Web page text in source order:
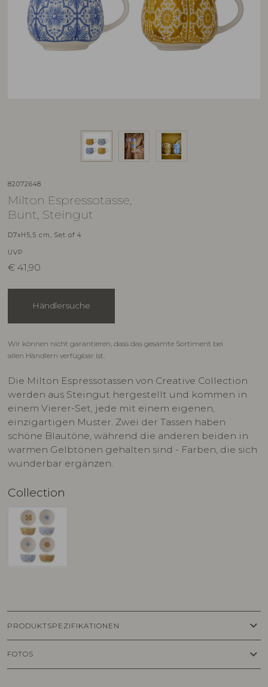
82072648
Milton Espressotasse,
Bunt, Steingut
D7xH5,5 cm, Set of 4
UVP
€ 41,90
Händlersuche
Wir können nicht garantieren, dass das gesamte Sortiment bei
allen Händlern verfügbar ist.
Die Milton Espressotassen von Creative Collection
werden aus Steingut hergestellt und kommen in
einem Vierer-Set, jede mit einem eigenen,
einzigartigen Muster. Zwei der Tassen haben
schöne Blautöne, während die anderen beiden in
warmen Gelbtönen gehalten sind - Farben, die sich
wunderbar ergänzen.
Collection
PRODUKTSPEZIFIKATIONEN keyboard_arrow_down
FOTOS keyboard_arrow_down